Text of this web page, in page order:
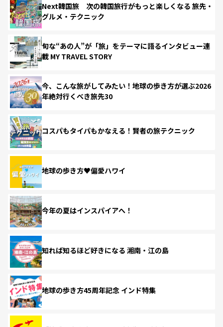
Next韓国旅 次の韓国旅行がもっと楽しくなる 旅先・
グルメ・テクニック
旬な“あの人”が「旅」をテーマに語るインタビュー連
載 MY TRAVEL STORY
今、こんな旅がしてみたい！地球の歩き方が選ぶ2026
年絶対行くべき旅先30
コスパもタイパもかなえる！賢者の旅テクニック
地球の歩き方♥偏愛ハワイ
今年の夏はインスパイアへ！
知れば知るほど好きになる 湘南・江の島
地球の歩き方45周年記念 インド特集